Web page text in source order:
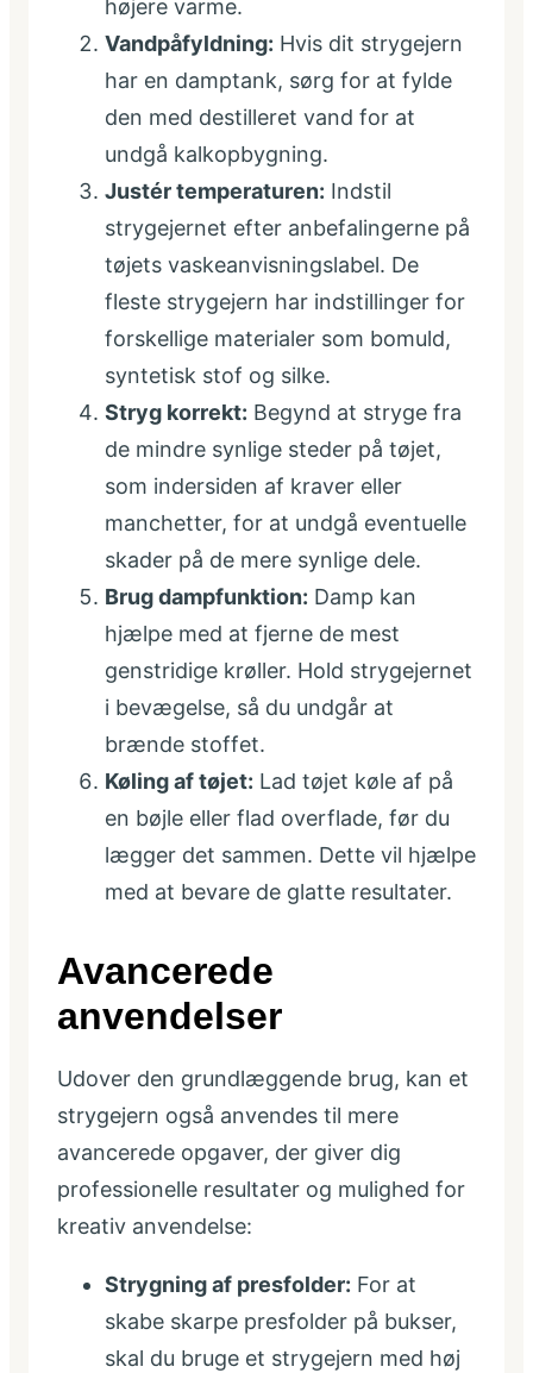
højere varme.
Vandpåfyldning: Hvis dit strygejern
har en damptank, sørg for at fylde
den med destilleret vand for at
undgå kalkopbygning.
Justér temperaturen: Indstil
strygejernet efter anbefalingerne på
tøjets vaskeanvisningslabel. De
fleste strygejern har indstillinger for
forskellige materialer som bomuld,
syntetisk stof og silke.
Stryg korrekt: Begynd at stryge fra
de mindre synlige steder på tøjet,
som indersiden af kraver eller
manchetter, for at undgå eventuelle
skader på de mere synlige dele.
Brug dampfunktion: Damp kan
hjælpe med at fjerne de mest
genstridige krøller. Hold strygejernet
i bevægelse, så du undgår at
brænde stoffet.
Køling af tøjet: Lad tøjet køle af på
en bøjle eller flad overflade, før du
lægger det sammen. Dette vil hjælpe
med at bevare de glatte resultater.
Avancerede
anvendelser
Udover den grundlæggende brug, kan et
strygejern også anvendes til mere
avancerede opgaver, der giver dig
professionelle resultater og mulighed for
kreativ anvendelse:
Strygning af presfolder: For at
skabe skarpe presfolder på bukser,
skal du bruge et strygejern med høj